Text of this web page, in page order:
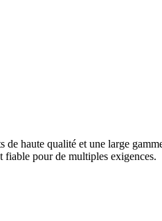
haute qualité et une large
fiable pour de multiples exigences.